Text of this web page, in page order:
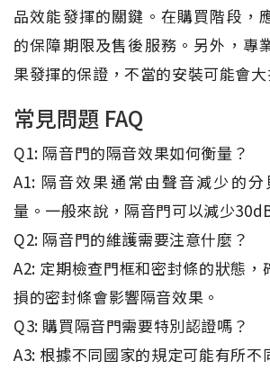
品效能發揮的關鍵。在購買階段，
的保障期限及售後服務。另外，專
果發揮的保證，不當的安裝可能會大
常見問題 FAQ
Q1: 隔音門的隔音效果如何衡量？
A1: 隔音效果通常由聲音減少的
量。一般來說，隔音門可以減少
Q2: 隔音門的維護需要注意什麼？
A2: 定期檢查門框和密封條的狀態，
損的密封條會影響隔音效果。
Q3: 購買隔音門需要特別認證嗎？
A3: 根據不同國家的規定可能有所不